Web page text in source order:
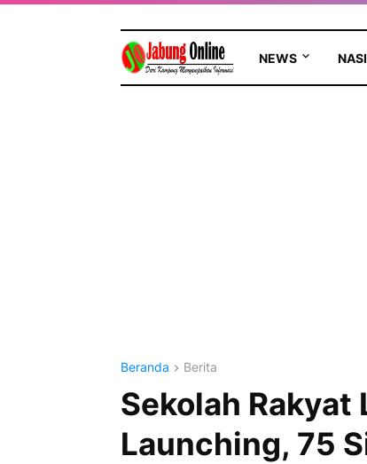
NEWS
Beranda Berita
Sekolah Rakyat
Launching, 75